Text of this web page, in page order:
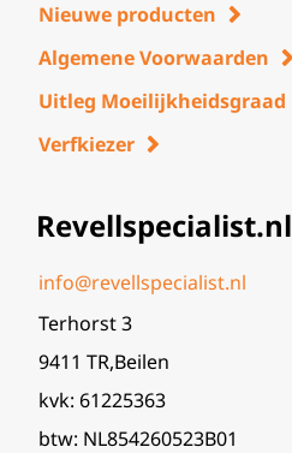
Nieuwe producten
Algemene Voorwaarden
Uitleg Moeilijkheidsgraad
Verfkiezer
Revellspecialist.nl
info@revellspecialist.nl
Terhorst 3
9411 TR,Beilen
kvk: 61225363
btw: NL854260523B01